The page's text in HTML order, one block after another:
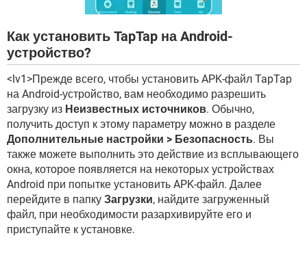
Как установить TapTap на Android-
устройство?
<lv1>Прежде всего, чтобы установить APK-файл TapTap
на Android-устройство, вам необходимо разрешить
загрузку из Неизвестных источников. Обычно,
получить доступ к этому параметру можно в разделе
Дополнительные настройки > Безопасность. Вы
также можете выполнить это действие из всплывающего
окна, которое появляется на некоторых устройствах
Android при попытке установить APK-файл. Далее
перейдите в папку Загрузки, найдите загруженный
файл, при необходимости разархивируйте его и
приступайте к установке.